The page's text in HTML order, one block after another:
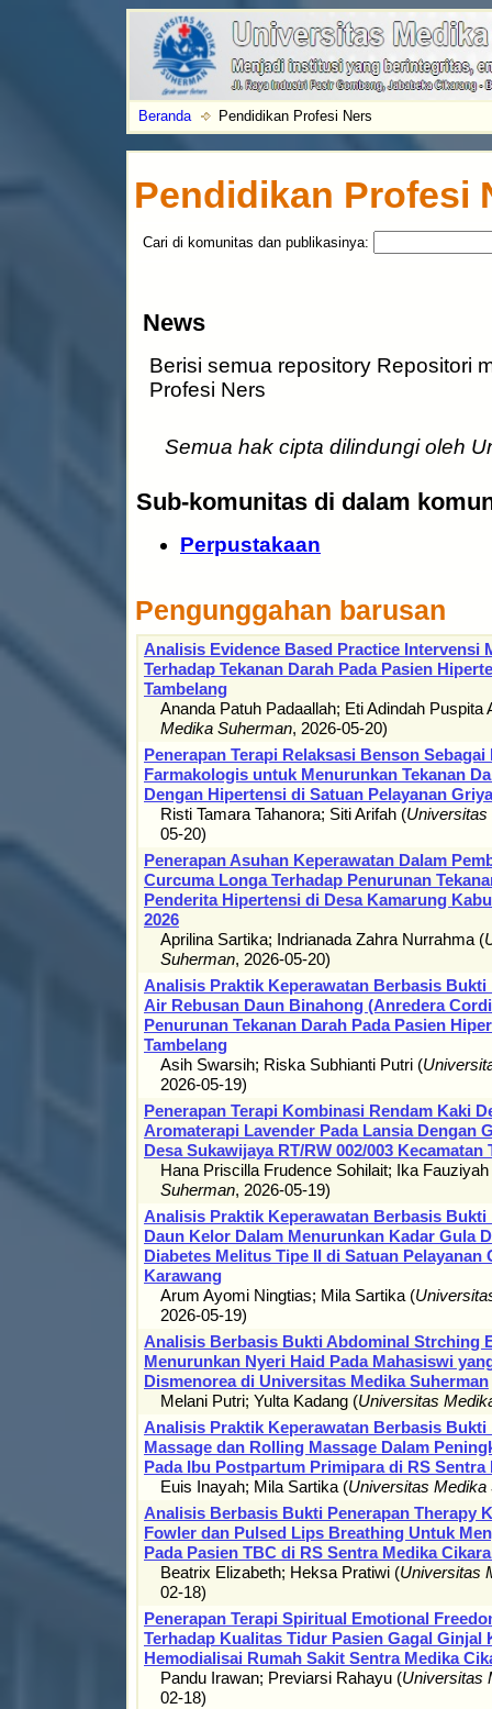
Beranda Pendidikan Profesi Ners
Pendidikan Profesi
Cari di komunitas dan publikasinya:
News
Berisi semua repository Repositori
Profesi Ners
Semua hak cipta dilindungi oleh
Sub-komunitas di dalam
Perpustakaan
Pengunggahan barusan
Analisis Evidence Based Practice Intervensi
Terhadap Tekanan Darah Pada Pasien
Tambelang
Ananda Patuh Padaallah; Eti Adindah Puspita
Medika Suherman, 2026-05-20)
Penerapan Terapi Relaksasi Benson
Farmakologis untuk Menurunkan Tekanan
Dengan Hipertensi di Satuan Pelayanan
Risti Tamara Tahanora; Siti Arifah (
05-20)
Penerapan Asuhan Keperawatan Dalam
Curcuma Longa Terhadap Penurunan
Penderita Hipertensi di Desa Kamarung
2026
Aprilina Sartika; Indrianada Zahra Nurrahma (
Suherman, 2026-05-20)
Analisis Praktik Keperawatan Berbasis Bukti
Air Rebusan Daun Binahong (Anredera
Penurunan Tekanan Darah Pada Pasien
Tambelang
Asih Swarsih; Riska Subhianti Putri (
2026-05-19)
Penerapan Terapi Kombinasi Rendam Kaki
Aromaterapi Lavender Pada Lansia Dengan
Desa Sukawijaya RT/RW 002/003 Kecamatan
Hana Priscilla Frudence Sohilait; Ika Fauziyah
Suherman, 2026-05-19)
Analisis Praktik Keperawatan Berbasis Bukti
Daun Kelor Dalam Menurunkan Kadar Gula
Diabetes Melitus Tipe II di Satuan Pelayanan
Karawang
Arum Ayomi Ningtias; Mila Sartika (
2026-05-19)
Analisis Berbasis Bukti Abdominal Strching
Menurunkan Nyeri Haid Pada Mahasiswi
Dismenorea di Universitas Medika Suherman
Melani Putri; Yulta Kadang (Universitas
Analisis Praktik Keperawatan Berbasis Bukti
Massage dan Rolling Massage Dalam
Pada Ibu Postpartum Primipara di RS Sentra
Euis Inayah; Mila Sartika (Universitas Medika
Analisis Berbasis Bukti Penerapan Therapy
Fowler dan Pulsed Lips Breathing Untuk
Pada Pasien TBC di RS Sentra Medika
Beatrix Elizabeth; Heksa Pratiwi (Universitas
02-18)
Penerapan Terapi Spiritual Emotional
Terhadap Kualitas Tidur Pasien Gagal Ginjal
Hemodialisai Rumah Sakit Sentra Medika
Pandu Irawan; Previarsi Rahayu (Universitas
02-18)